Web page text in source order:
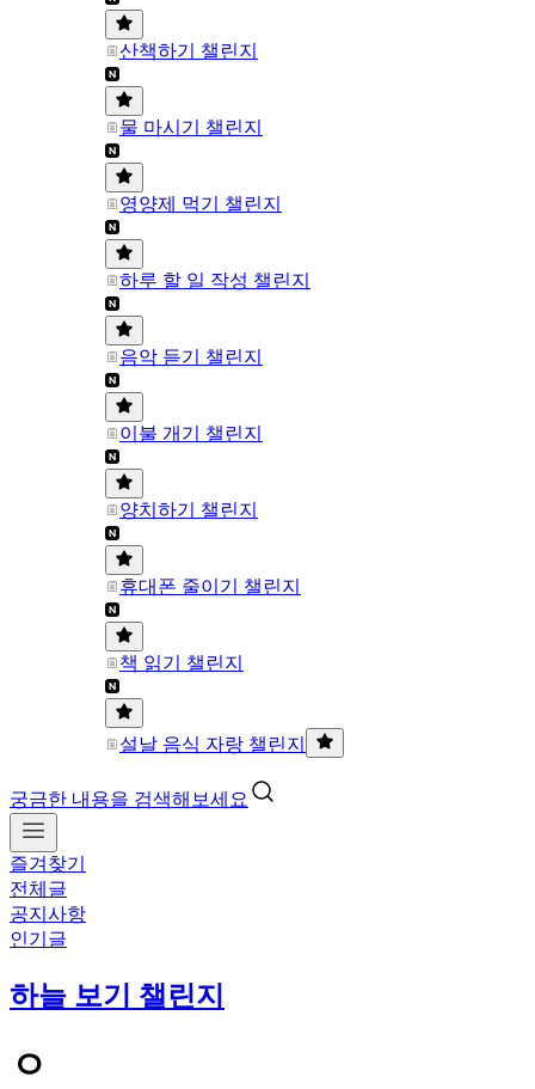
산책하기 챌린지
물 마시기 챌린지
영양제 먹기 챌린지
하루 할 일 작성 챌린지
음악 듣기 챌린지
이불 개기 챌린지
양치하기 챌린지
휴대폰 줄이기 챌린지
책 읽기 챌린지
설날 음식 자랑 챌린지
궁금한 내용을 검색해보세요
즐겨찾기
전체글
공지사항
인기글
하늘 보기 챌린지
ㅇ